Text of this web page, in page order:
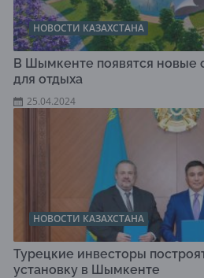
НОВОСТИ КАЗАХСТАНА
В Шымкенте появятся новые
для отдыха
25.04.2024
НОВОСТИ КАЗАХСТАНА
Турецкие инвесторы
установку в Шымкенте